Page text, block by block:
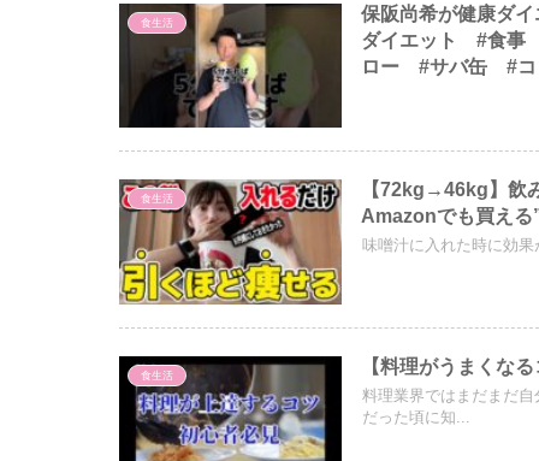
食生活
保阪尚希が健康ダ
ダイエット #食
ロー #サバ缶 #コ
食生活
【72kg→46kg】飲
Amazonでも買える
味噌汁に入れた時に効
食生活 【料理がうまくな
料理業界ではまだまだ
だった頃に知...